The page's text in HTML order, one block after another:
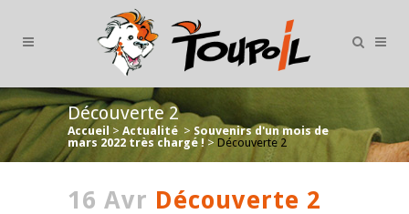
Découverte 2
Accueil > Actualité > Souvenirs d'un mois de
mars 2022 très chargé ! > Découverte 2
16 Avr Découverte 2